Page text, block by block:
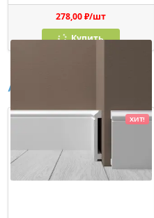
278,00 ₽/шт
Купить
Аналоги
ХИТ!